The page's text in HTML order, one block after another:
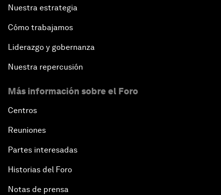
Nuestra estrategia
Cómo trabajamos
Liderazgo y gobernanza
Nuestra repercusión
Más información sobre el Foro
Centros
Reuniones
Partes interesadas
Historias del Foro
Notas de prensa